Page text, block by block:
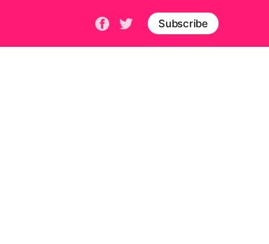
Subscribe